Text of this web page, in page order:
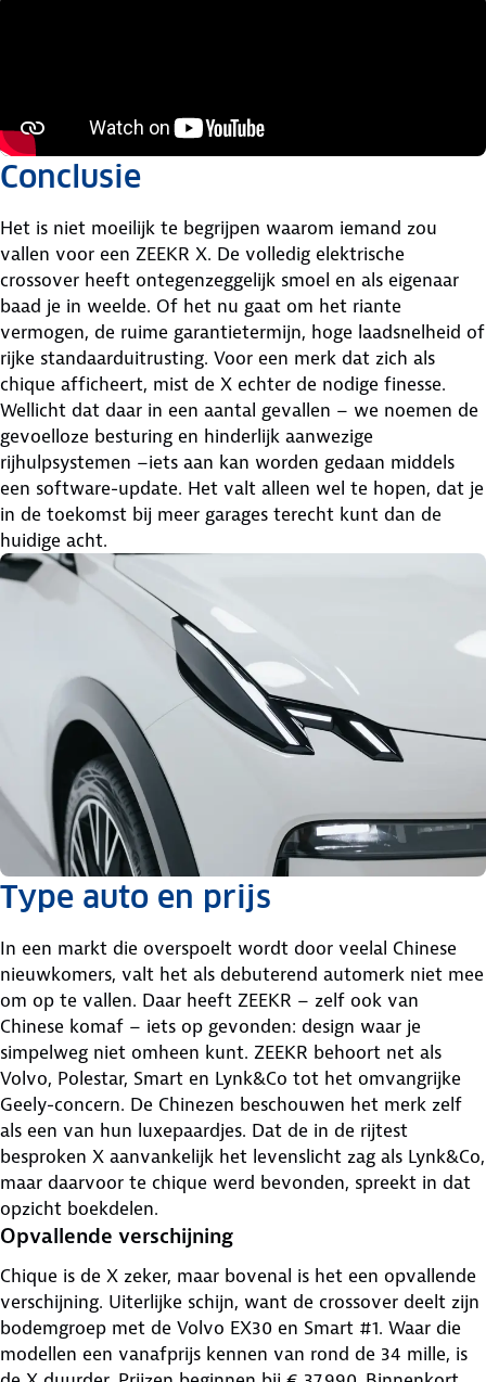
Conclusie
Het is niet moeilijk te begrijpen waarom iemand zou
vallen voor een ZEEKR X. De volledig elektrische
crossover heeft ontegenzeggelijk smoel en als eigenaar
baad je in weelde. Of het nu gaat om het riante
vermogen, de ruime garantietermijn, hoge laadsnelheid of
rijke standaarduitrusting. Voor een merk dat zich als
chique afficheert, mist de X echter de nodige finesse.
Wellicht dat daar in een aantal gevallen – we noemen de
gevoelloze besturing en hinderlijk aanwezige
rijhulpsystemen –iets aan kan worden gedaan middels
een software-update. Het valt alleen wel te hopen, dat je
in de toekomst bij meer garages terecht kunt dan de
huidige acht.
Type auto en prijs
In een markt die overspoelt wordt door veelal Chinese
nieuwkomers, valt het als debuterend automerk niet mee
om op te vallen. Daar heeft ZEEKR – zelf ook van
Chinese komaf – iets op gevonden: design waar je
simpelweg niet omheen kunt. ZEEKR behoort net als
Volvo, Polestar, Smart en Lynk&Co tot het omvangrijke
Geely-concern. De Chinezen beschouwen het merk zelf
als een van hun luxepaardjes. Dat de in de rijtest
besproken X aanvankelijk het levenslicht zag als Lynk&Co,
maar daarvoor te chique werd bevonden, spreekt in dat
opzicht boekdelen.
Opvallende verschijning
Chique is de X zeker, maar bovenal is het een opvallende
verschijning. Uiterlijke schijn, want de crossover deelt zijn
bodemgroep met de Volvo EX30 en Smart #1. Waar die
modellen een vanafprijs kennen van rond de 34 mille, is